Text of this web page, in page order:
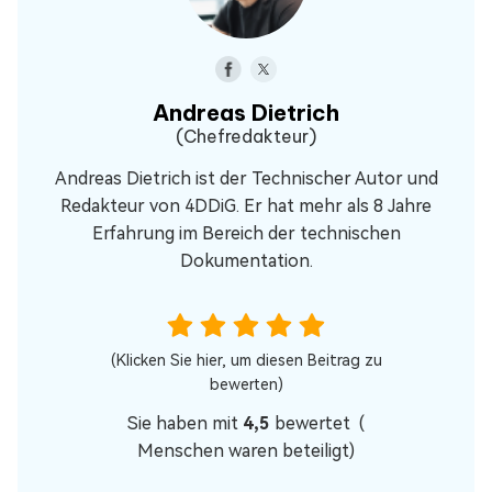
Andreas Dietrich
(Chefredakteur)
Andreas Dietrich ist der Technischer Autor und
Redakteur von 4DDiG. Er hat mehr als 8 Jahre
Erfahrung im Bereich der technischen
Dokumentation.
(Klicken Sie hier, um diesen Beitrag zu
bewerten)
Sie haben mit 4,5 bewertet (
Menschen waren beteiligt)